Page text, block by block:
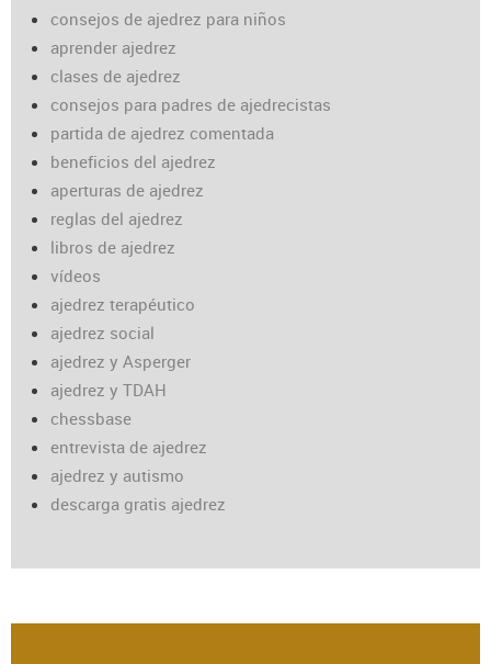
consejos de ajedrez para niños
aprender ajedrez
clases de ajedrez
consejos para padres de ajedrecistas
partida de ajedrez comentada
beneficios del ajedrez
aperturas de ajedrez
reglas del ajedrez
libros de ajedrez
vídeos
ajedrez terapéutico
ajedrez social
ajedrez y Asperger
ajedrez y TDAH
chessbase
entrevista de ajedrez
ajedrez y autismo
descarga gratis ajedrez